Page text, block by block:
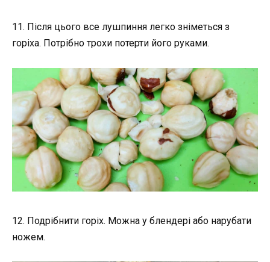
11. Після цього все лушпиння легко зніметься з
горіха. Потрібно трохи потерти його руками.
12. Подрібнити горіх. Можна у блендері або нарубати
ножем.